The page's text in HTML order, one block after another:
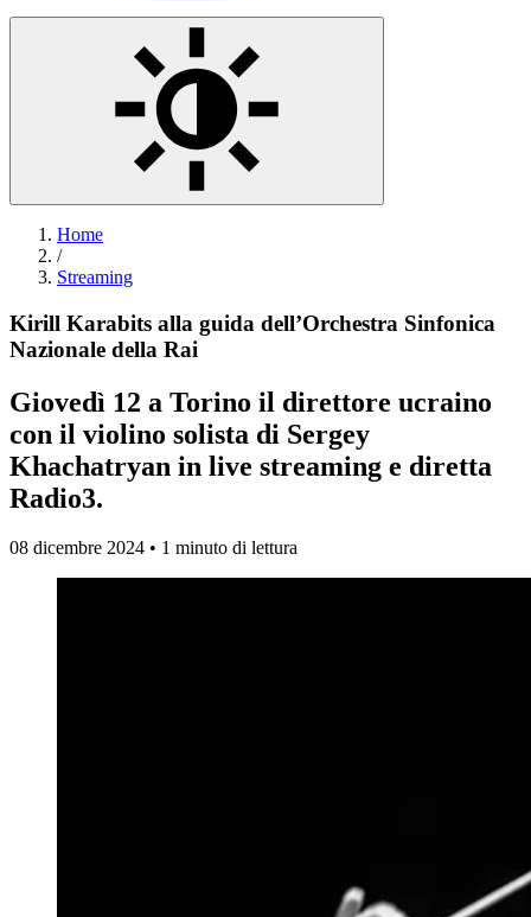
Home
/
Streaming
Kirill Karabits alla guida dell’Orchestra Sinfonica
Nazionale della Rai
Giovedì 12 a Torino il direttore ucraino
con il violino solista di Sergey
Khachatryan in live streaming e diretta
Radio3.
08 dicembre 2024 • 1 minuto di lettura